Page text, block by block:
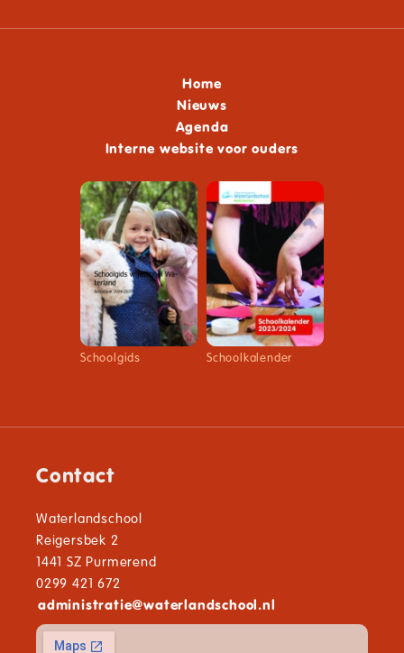
Home
Nieuws
Agenda
Interne website voor ouders
Schoolgids Schoolkalender
Contact
Waterlandschool
Reigersbek 2
1441 SZ Purmerend
0299 421 672
administratie@waterlandschool.nl